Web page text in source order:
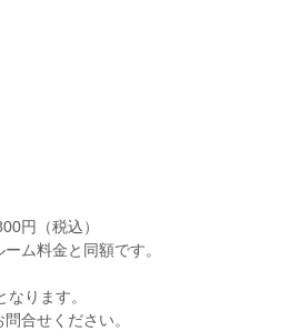
円（税込）
ム料金と同額です。
ります。
合せください。